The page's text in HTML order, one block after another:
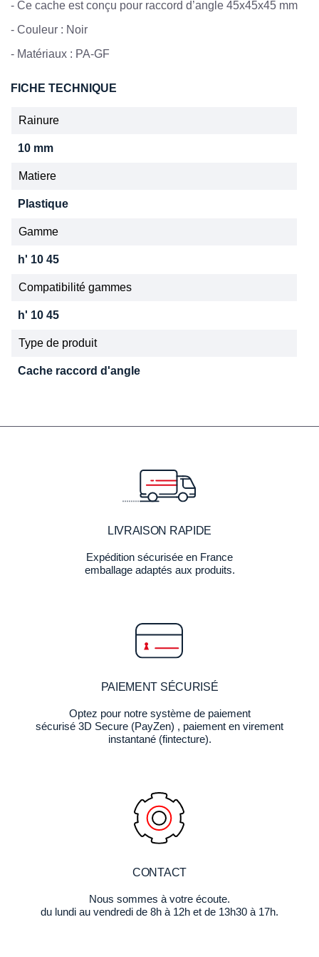
- Ce cache est conçu pour raccord d’angle 45x45x45 mm
- Couleur : Noir
- Matériaux : PA-GF
FICHE TECHNIQUE
Rainure
10 mm
Matiere
Plastique
Gamme
h' 10 45
Compatibilité gammes
h' 10 45
Type de produit
Cache raccord d'angle
LIVRAISON RAPIDE
Expédition sécurisée en France
emballage adaptés aux produits.
PAIEMENT SÉCURISÉ
Optez pour notre système de paiement
sécurisé 3D Secure (PayZen) , paiement en virement
instantané (fintecture).
CONTACT
Nous sommes à votre écoute.
du lundi au vendredi de 8h à 12h et de 13h30 à 17h.